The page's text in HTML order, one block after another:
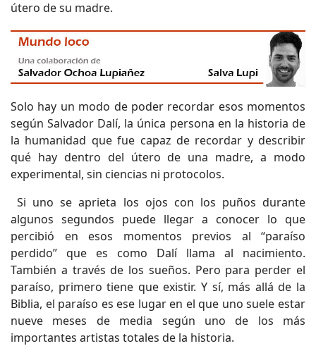
útero de su madre.
Solo hay un modo de poder recordar esos momentos
según Salvador Dalí, la única persona en la historia de
la humanidad que fue capaz de recordar y describir
qué hay dentro del útero de una madre, a modo
experimental, sin ciencias ni protocolos.
Si uno se aprieta los ojos con los puños durante
algunos segundos puede llegar a conocer lo que
percibió en esos momentos previos al “paraíso
perdido” que es como Dalí llama al nacimiento.
También a través de los sueños. Pero para perder el
paraíso, primero tiene que existir. Y sí, más allá de la
Biblia, el paraíso es ese lugar en el que uno suele estar
nueve meses de media según uno de los más
importantes artistas totales de la historia.